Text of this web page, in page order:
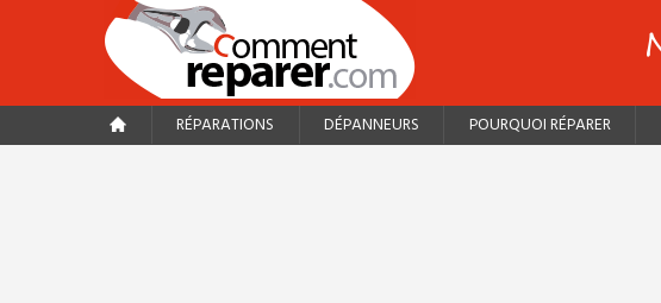
RÉPARATIONS DÉPANNEURS POURQUOI RÉPARER